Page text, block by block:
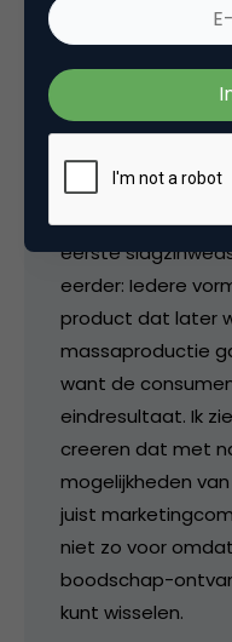
marketing of
Als je alle
consument
en dat co-creatie
geschiedenis van
eerste
eerder: Iedere
product dat later
massaproductie
want de
eindresultaat. Ik
creeren dat met
mogelijkheden
juist
niet zo voor
boodschap-
kunt wisselen.